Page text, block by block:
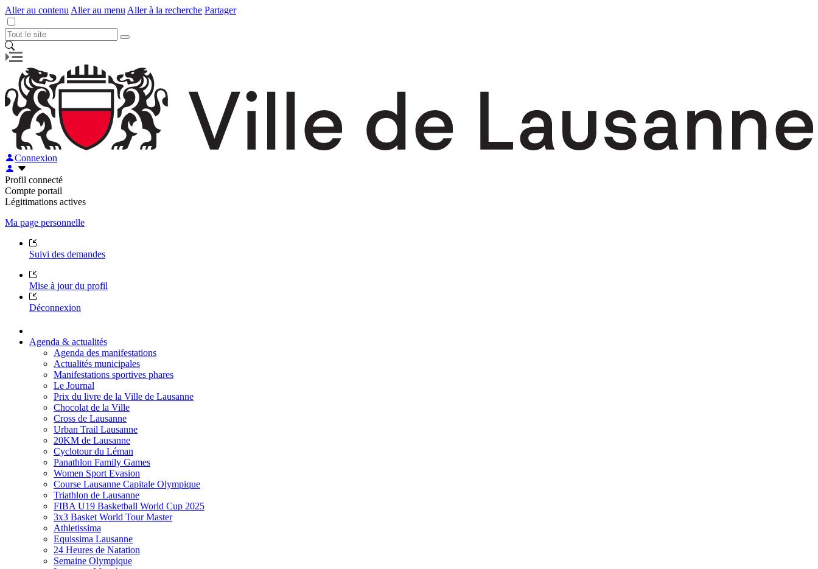
Aller au contenu Aller au menu Aller à la recherche Partager
Connexion
Profil connecté
Compte portail
Légitimations actives
Ma page personnelle
Suivi des demandes
Mise à jour du profil
Déconnexion
Agenda & actualités
Agenda des manifestations
Actualités municipales
Manifestations sportives phares
Le Journal
Prix du livre de la Ville de Lausanne
Chocolat de la Ville
Cross de Lausanne
Urban Trail Lausanne
20KM de Lausanne
Cyclotour du Léman
Panathlon Family Games
Women Sport Evasion
Course Lausanne Capitale Olympique
Triathlon de Lausanne
FIBA U19 Basketball World Cup 2025
3x3 Basket World Tour Master
Athletissima
Equissima Lausanne
24 Heures de Natation
Semaine Olympique